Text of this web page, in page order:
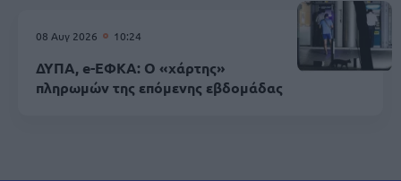
08 Αυγ 2026 10:24
ΔΥΠΑ, e-ΕΦΚΑ: Ο «χάρτης»
πληρωμών της επόμενης εβδομάδας